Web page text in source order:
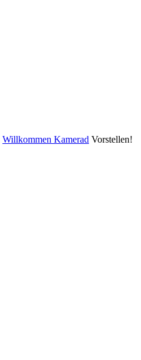
Willkommen Kamerad Vorstellen!